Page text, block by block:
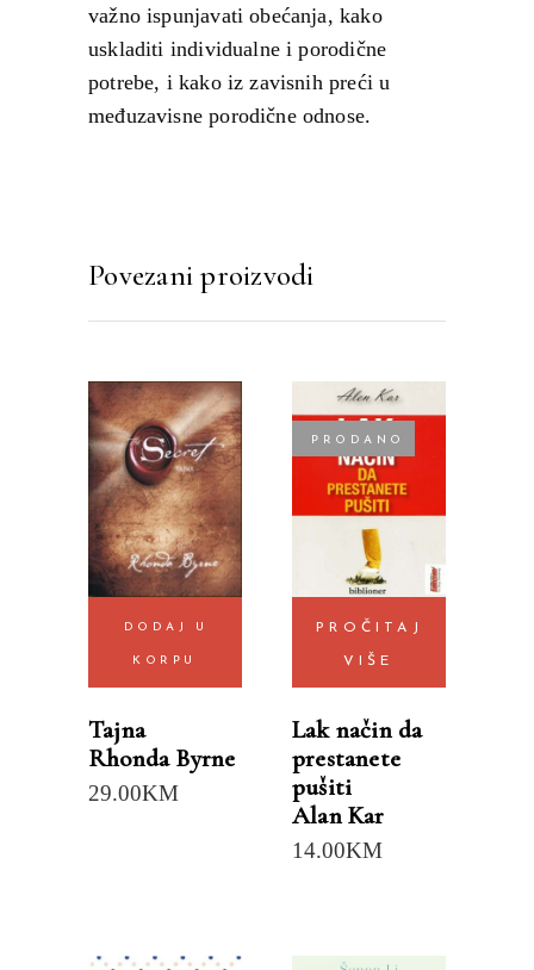
važno ispunjavati obećanja, kako
uskladiti individualne i porodične
potrebe, i kako iz zavisnih preći u
međuzavisne porodične odnose.
Povezani proizvodi
DODAJ U
KORPU
Tajna
Rhonda Byrne
29.00KM
PRODANO
PROČITAJ
VIŠE
Lak način da
prestanete
pušiti
Alan Kar
14.00KM